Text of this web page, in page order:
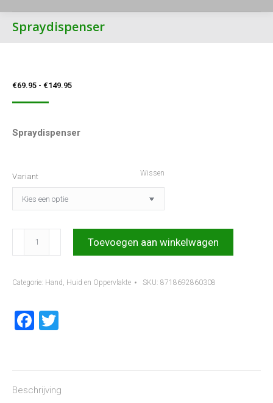
Spraydispenser
€69.95 - €149.95Prijsklasse:
€149.95
Spraydispenser
Variant Wissen
Toevoegen aan winkelwagen
Categorie: Hand, Huid en Oppervlakte SKU: 8718692860308
Facebook
Beschrijving